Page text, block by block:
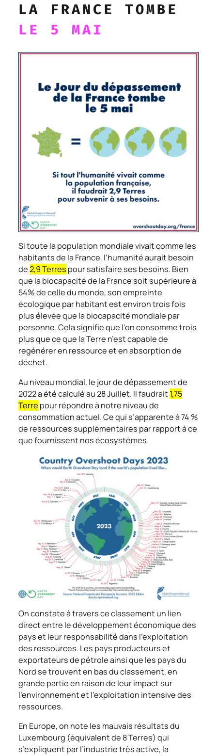
LA FRANCE TOMBE
LE 5 MAI
Si toute la population mondiale vivait comme les
habitants de la France, l’humanité aurait besoin
de2,9 Terres pour satisfaire ses besoins. Bien
que la biocapacité de la France soit supérieure à
54% de celle du monde, son empreinte
écologique par habitant est environ trois fois
plus élevée que la biocapacité mondiale par
personne. Cela signifie que l’on consomme trois
plus que ce que la Terre n’est capable de
regénérer en ressource et en absorption de
déchet.
Au niveau mondial, le jour de dépassement de
2022 a été calculé au 28 Juillet. Il faudrait 1,75
Terre pour répondre à notre niveau de
consommation actuel. Ce qui s’apparente à 74 %
de ressources supplémentaires par rapport à ce
que fournissent nos écosystèmes.
On constate à travers ce classement un lien
direct entre le développement économique des
pays et leur responsabilité dans l’exploitation
des ressources. Les pays producteurs et
exportateurs de pétrole ainsi que les pays du
Nord se trouvent en bas du classement, en
grande partie en raison de leur impact sur
l’environnement et l’exploitation intensive des
ressources.
En Europe, on note les mauvais résultats du
Luxembourg (équivalent de 8 Terres) qui
s’expliquent par l’industrie très active, la